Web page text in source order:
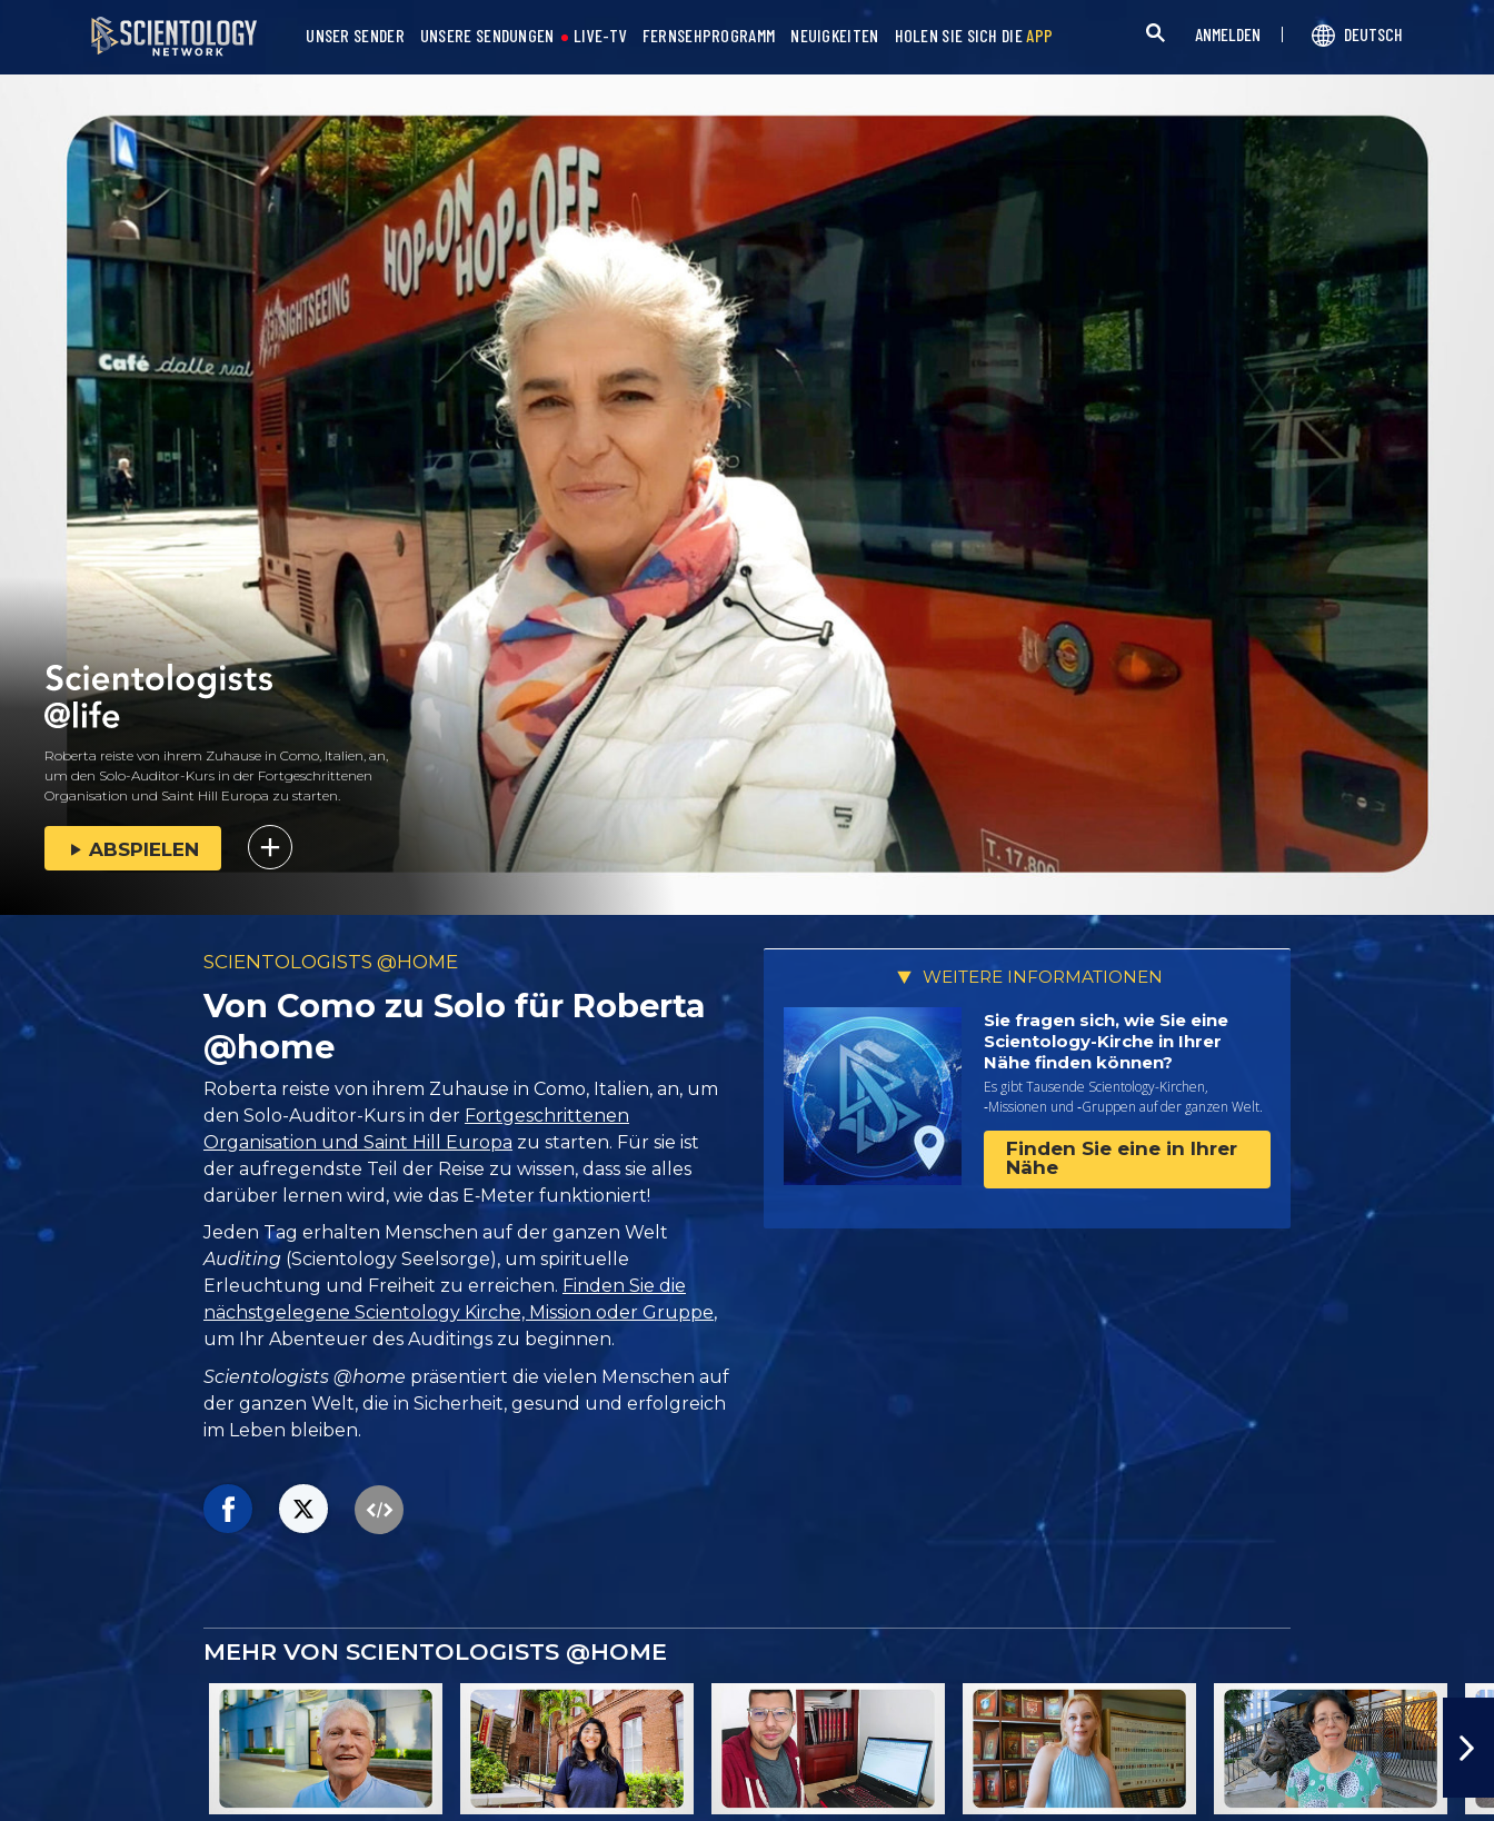
UNSER SENDER UNSERE SENDUNGEN LIVE-TV FERNSEHPROGRAMM NEUIGKEITEN HOLEN SIE SICH DIEAPP ANMELDEN DEUTSCH
Roberta reiste von ihrem Zuhause in Como, Italien, an,
um den Solo-Auditor-Kurs in der Fortgeschrittenen
Organisation und Saint Hill Europa zu starten.
ABSPIELEN
SCIENTOLOGISTS @HOME
Von Como zu Solo für Roberta
@home
Roberta reiste von ihrem Zuhause in Como, Italien, an, um
den Solo-Auditor-Kurs in der Fortgeschrittenen
Organisation und Saint Hill Europa zu starten. Für sie ist
der aufregendste Teil der Reise zu wissen, dass sie alles
darüber lernen wird, wie das E‑Meter funktioniert!
Jeden Tag erhalten Menschen auf der ganzen Welt
Auditing (Scientology Seelsorge), um spirituelle
Erleuchtung und Freiheit zu erreichen. Finden Sie die
nächstgelegene Scientology Kirche, Mission oder Gruppe,
um Ihr Abenteuer des Auditings zu beginnen.
Scientologists @home präsentiert die vielen Menschen auf
der ganzen Welt, die in Sicherheit, gesund und erfolgreich
im Leben bleiben.
WEITERE INFORMATIONEN
Sie fragen sich, wie Sie eine
Scientology-Kirche in Ihrer
Nähe finden können?
Es gibt Tausende Scientology-Kirchen,
‑Missionen und ‑Gruppen auf der ganzen Welt.
Finden Sie eine in Ihrer
Nähe
MEHR VON SCIENTOLOGISTS @HOME